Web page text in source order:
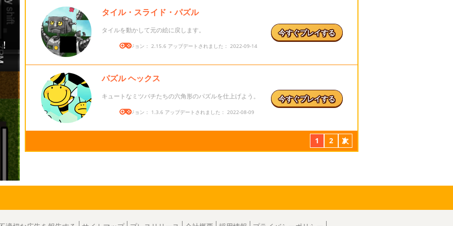
タイル・スライド・パズル
タイルを動かして元の絵に戻します。
バージョン： 2.15.6 アップデートされました： 2022-09-14
今すぐプレイする
パズル ヘックス
キュートなミツバチたちの六角形のパズルを仕上げよう。
バージョン： 1.3.6 アップデートされました： 2022-08-09
今すぐプレイする
1 2 次